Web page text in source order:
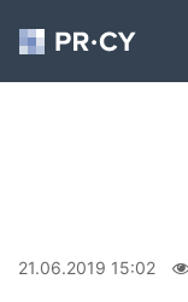
21.06.2019 15:02